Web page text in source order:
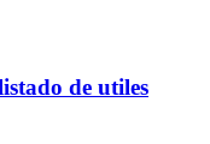
de utiles